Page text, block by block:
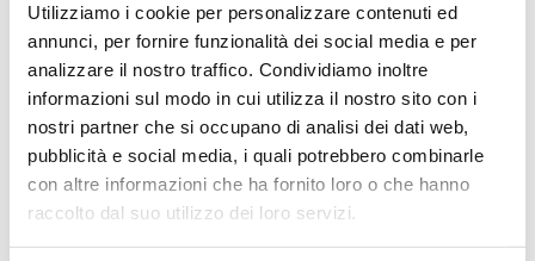
Utilizziamo i cookie per personalizzare contenuti ed
annunci, per fornire funzionalità dei social media e per
analizzare il nostro traffico. Condividiamo inoltre
informazioni sul modo in cui utilizza il nostro sito con i
nostri partner che si occupano di analisi dei dati web,
pubblicità e social media, i quali potrebbero combinarle
con altre informazioni che ha fornito loro o che hanno
raccolto dal suo utilizzo dei loro servizi.
Giuliano Amato
18/05/2022
Play now